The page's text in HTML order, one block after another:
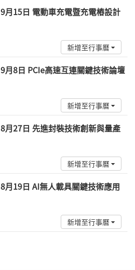
9月15日 電動車充電暨充電樁設計
新增至行事曆
9月8日 PCIe高速互連關鍵技術論壇
新增至行事曆
8月27日 先進封裝技術創新與量產
新增至行事曆
8月19日 AI無人載具關鍵技術應用
新增至行事曆